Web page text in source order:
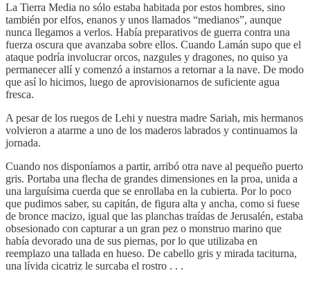
La Tierra Media no sólo estaba habitada por estos hombres, sino
también por elfos, enanos y unos llamados “medianos”, aunque
nunca llegamos a verlos. Había preparativos de guerra contra una
fuerza oscura que avanzaba sobre ellos. Cuando Lamán supo que el
ataque podría involucrar orcos, nazgules y dragones, no quiso ya
permanecer allí y comenzó a instarnos a retornar a la nave. De modo
que así lo hicimos, luego de aprovisionarnos de suficiente agua
fresca.
A pesar de los ruegos de Lehi y nuestra madre Sariah, mis hermanos
volvieron a atarme a uno de los maderos labrados y continuamos la
jornada.
Cuando nos disponíamos a partir, arribó otra nave al pequeño puerto
gris. Portaba una flecha de grandes dimensiones en la proa, unida a
una larguísima cuerda que se enrollaba en la cubierta. Por lo poco
que pudimos saber, su capitán, de figura alta y ancha, como si fuese
de bronce macizo, igual que las planchas traídas de Jerusalén, estaba
obsesionado con capturar a un gran pez o monstruo marino que
había devorado una de sus piernas, por lo que utilizaba en
reemplazo una tallada en hueso. De cabello gris y mirada taciturna,
una lívida cicatriz le surcaba el rostro . . .